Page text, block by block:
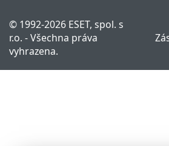
© 1992-2026 ESET, spol. s
r.o. - Všechna práva
vyhrazena.